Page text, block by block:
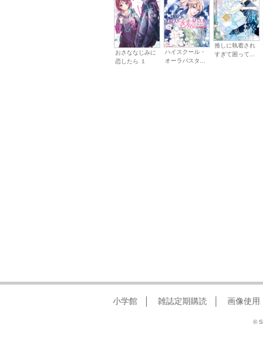
おさななじみに
恋したら １
ハイスクール・
オーラバスタ...
推しに執着され
すぎて困って...
小学館 雑誌定期購読 画像使用
©